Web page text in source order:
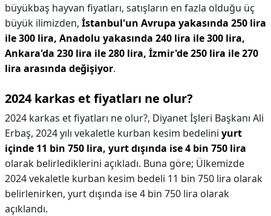
büyükbaş hayvan fiyatları, satışların en fazla olduğu üç
büyük ilimizden, İstanbul'un Avrupa yakasında 250 lira
ile 300 lira, Anadolu yakasında 240 lira ile 300 lira,
Ankara'da 230 lira ile 280 lira, İzmir'de 250 lira ile 270
lira arasında değişiyor.
2024 karkas et fiyatları ne olur?
2024 karkas et fiyatları ne olur?, Diyanet İşleri Başkanı Ali
Erbaş, 2024 yılı vekaletle kurban kesim bedelini yurt
içinde 11 bin 750 lira, yurt dışında ise 4 bin 750 lira
olarak belirlediklerini açıkladı. Buna göre; Ülkemizde
2024 vekaletle kurban kesim bedeli 11 bin 750 lira olarak
belirlenirken, yurt dışında ise 4 bin 750 lira olarak
açıklandı.